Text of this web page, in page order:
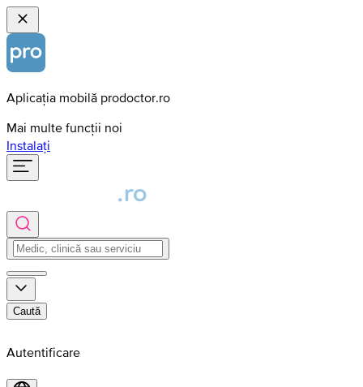
Aplicația mobilă prodoctor.ro
Mai multe funcții noi
Instalați
Caută
Autentificare